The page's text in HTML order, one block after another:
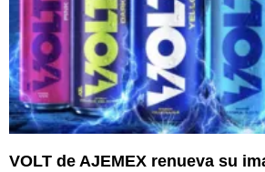
VOLT de AJEMEX renueva su